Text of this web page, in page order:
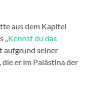
aus dem Kapitel
„Kennst du das
aufgrund seiner
er im Palästina der